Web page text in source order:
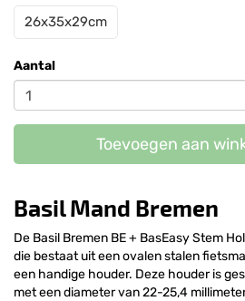
26x35x29cm
Aantal
Toevoegen aan
Basil Mand Bremen
De Basil Bremen BE + BasEasy Stem
die bestaat uit een ovalen stalen
een handige houder. Deze houder is
met een diameter van 22-25,4